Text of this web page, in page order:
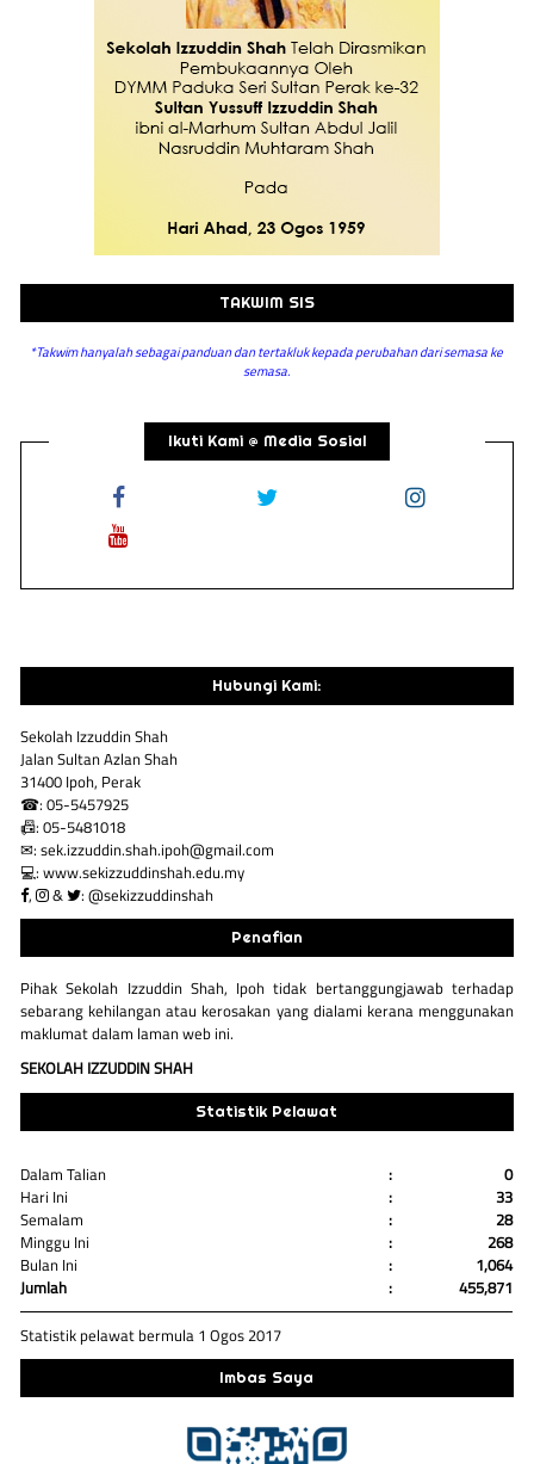
TAKWIM SIS
*Takwim hanyalah sebagai panduan dan tertakluk kepada perubahan dari semasa ke
semasa.
Ikuti Kami @ Media Sosial
Hubungi Kami:
Sekolah Izzuddin Shah
Jalan Sultan Azlan Shah
31400 Ipoh, Perak
☎: 05-5457925
📠: 05-5481018
✉: sek.izzuddin.shah.ipoh@gmail.com
💻: www.sekizzuddinshah.edu.my
,
& : @sekizzuddinshah
Penafian
Pihak Sekolah Izzuddin Shah, Ipoh tidak bertanggungjawab terhadap
sebarang kehilangan atau kerosakan yang dialami kerana menggunakan
maklumat dalam laman web ini.
SEKOLAH IZZUDDIN SHAH
Statistik Pelawat
Dalam Talian
Hari Ini
Semalam
Minggu Ini
Bulan Ini
Jumlah
:
:
:
:
:
:
0
33
28
268
1,064
455,871
Statistik pelawat bermula 1 Ogos 2017
Imbas Saya